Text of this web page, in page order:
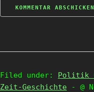
Filed under: Politik
Zeit-Geschichte
- @